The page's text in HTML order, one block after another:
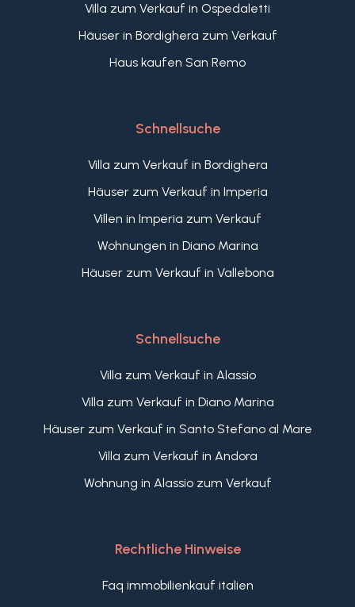
Villa zum Verkauf in Ospedaletti
Häuser in Bordighera zum Verkauf
Haus kaufen San Remo
Schnellsuche
Villa zum Verkauf in Bordighera
Häuser zum Verkauf in Imperia
Villen in Imperia zum Verkauf
Wohnungen in Diano Marina
Häuser zum Verkauf in Vallebona
Schnellsuche
Villa zum Verkauf in Alassio
Villa zum Verkauf in Diano Marina
Häuser zum Verkauf in Santo Stefano al Mare
Villa zum Verkauf in Andora
Wohnung in Alassio zum Verkauf
Rechtliche Hinweise
Faq immobilienkauf italien